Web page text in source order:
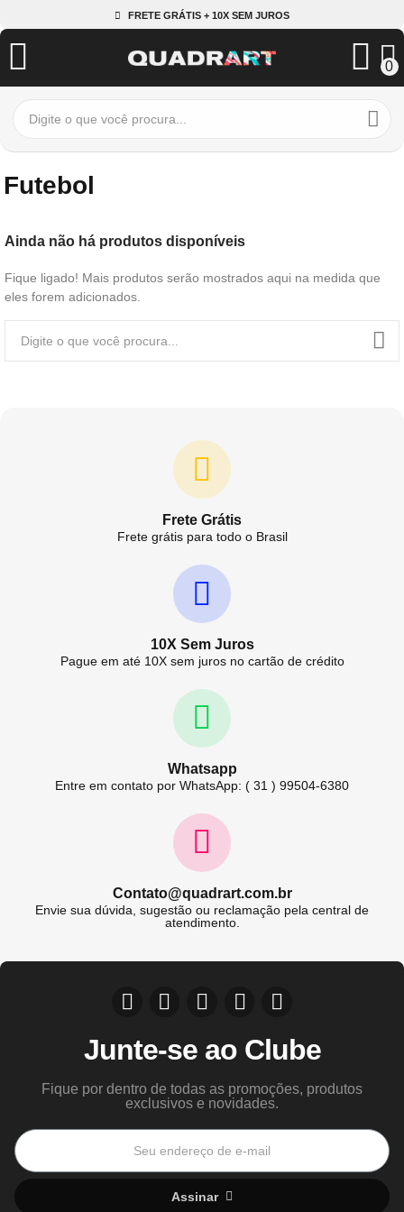
FRETE GRÁTIS + 10X SEM JUROS
0
Futebol
Ainda não há produtos disponíveis
Fique ligado! Mais produtos serão mostrados aqui na medida que
eles forem adicionados.
Frete Grátis
Frete grátis para todo o Brasil
10X Sem Juros
Pague em até 10X sem juros no cartão de crédito
Whatsapp
Entre em contato por WhatsApp: ( 31 ) 99504-6380
Contato@quadrart.com.br
Envie sua dúvida, sugestão ou reclamação pela central de
atendimento.
Junte-se ao Clube
Fique por dentro de todas as promoções, produtos
exclusivos e novidades.
Assinar